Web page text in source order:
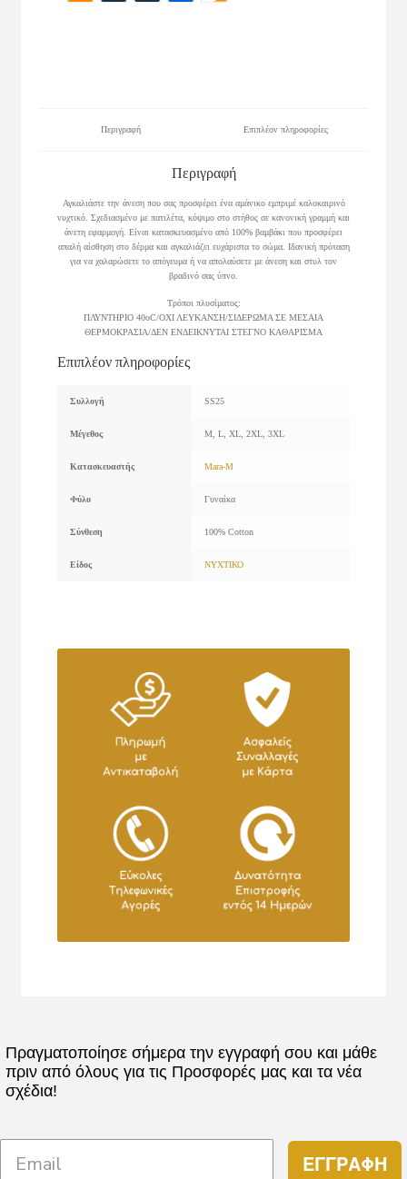
Περιγραφή Επιπλέον πληροφορίες
Περιγραφή
Αγκαλιάστε την άνεση που σας προσφέρει ένα αμάνικο εμπριμέ καλοκαιρινό
νυχτικό. Σχεδιασμένο με πατιλέτα, κόψιμο στο στήθος σε κανονική γραμμή και
άνετη εφαρμογή. Είναι κατασκευασμένο από 100% βαμβάκι που προσφέρει
απαλή αίσθηση στο δέρμα και αγκαλιάζει ευχάριστα το σώμα. Ιδανική πρόταση
για να χαλαρώσετε το απόγευμα ή να απολαύσετε με άνεση και στυλ τον
βραδινό σας ύπνο.
Τρόποι πλυσίματος:
ΠΛΥΝΤΗΡΙΟ 40οC/ΟΧΙ ΛΕΥΚΑΝΣΗ/ΣΙΔΕΡΩΜΑ ΣΕ ΜΕΣΑΙΑ
ΘΕΡΜΟΚΡΑΣΙΑ/ΔΕΝ ΕΝΔΕΙΚΝΥΤΑΙ ΣΤΕΓΝΟ ΚΑΘΑΡΙΣΜΑ
Επιπλέον πληροφορίες
Συλλογή SS25
Μέγεθος M, L, XL, 2XL, 3XL
Κατασκευαστής Mara-M
Φύλο Γυναίκα
Σύνθεση 100% Cotton
Είδος ΝΥΧΤΙΚΟ
Πραγματοποίησε σήμερα την εγγραφή σου και μάθε
πριν από όλους για τις Προσφορές μας και τα νέα
σχέδια!
ΕΓΓΡΑΦΗ